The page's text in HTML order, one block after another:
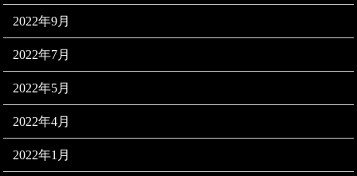
2022年9月
2022年7月
2022年5月
2022年4月
2022年1月